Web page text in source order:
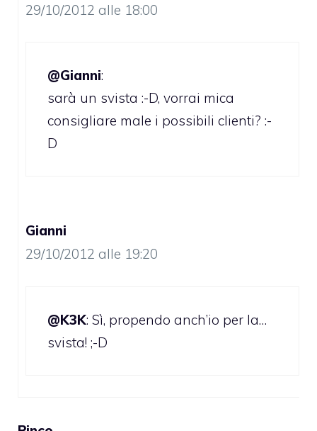
29/10/2012 alle 18:00
@Gianni:
sarà un svista :-D, vorrai mica
consigliare male i possibili clienti? :-
D
Gianni
29/10/2012 alle 19:20
@K3K: Sì, propendo anch’io per la…
svista! ;-D